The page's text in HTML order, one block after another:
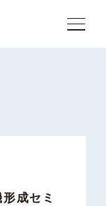
成セミ